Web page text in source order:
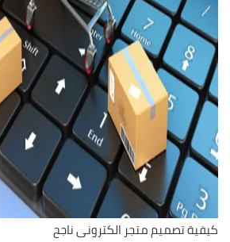
كيفية تصميم متجر الكترونى ناجح